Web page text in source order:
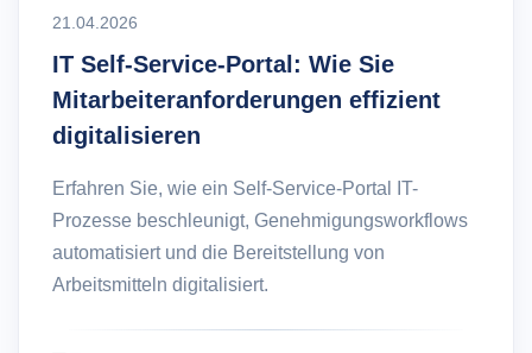
21.04.2026
IT Self-Service-Portal: Wie Sie
Mitarbeiteranforderungen effizient
digitalisieren
Erfahren Sie, wie ein Self-Service-Portal IT-
Prozesse beschleunigt, Genehmigungsworkflows
automatisiert und die Bereitstellung von
Arbeitsmitteln digitalisiert.